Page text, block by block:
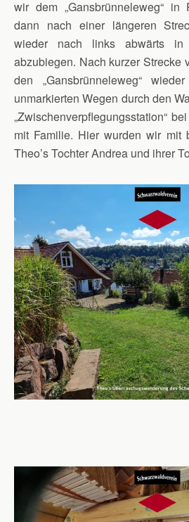
wir dem „Gansbrünneleweg“ in
dann nach einer längeren
wieder nach links abwärts in
abzubiegen. Nach kurzer Strecke
den „Gansbrünneleweg“
unmarkierten Wegen durch den
„Zwischenverpflegungsstation“
mit Familie. Hier wurden wir mit
Theo’s Tochter Andrea und ihrer